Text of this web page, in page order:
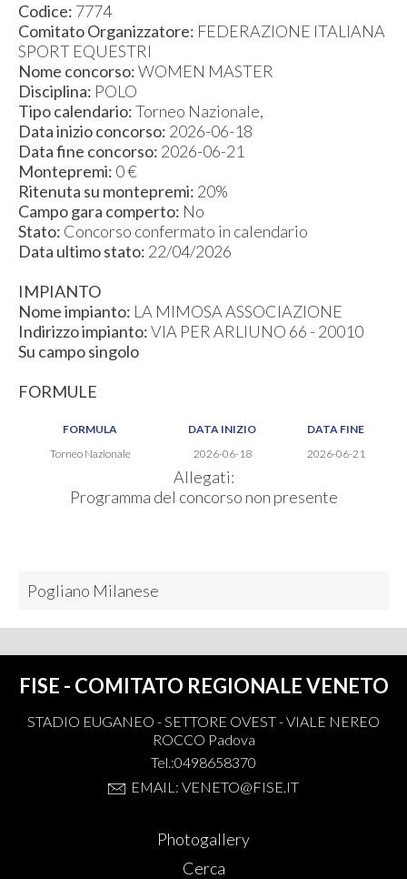
Codice: 7774
Comitato Organizzatore: FEDERAZIONE ITALIANA
SPORT EQUESTRI
Nome concorso:WOMEN MASTER
Disciplina: POLO
Tipo calendario:Torneo Nazionale,
Data inizio concorso: 2026-06-18
Data fine concorso: 2026-06-21
Montepremi: 0 €
Ritenuta su montepremi: 20%
Campo gara comperto: No
Stato: Concorso confermato in calendario
Data ultimo stato: 22/04/2026
IMPIANTO
Nome impianto: LA MIMOSA ASSOCIAZIONE
Indirizzo impianto:VIA PER ARLIUNO 66 - 20010
Su campo singolo
FORMULE
FORMULA DATA INIZIO
DATA FINE
Torneo Nazionale
2026-06-18 2026-06-21
Allegati:
Programma del concorso non presente
Pogliano Milanese
FISE - COMITATO REGIONALE VENETO
STADIO EUGANEO - SETTORE OVEST - VIALE NEREO
ROCCO Padova
Tel.:0498658370
EMAIL: VENETO@FISE.IT
Photogallery
Cerca